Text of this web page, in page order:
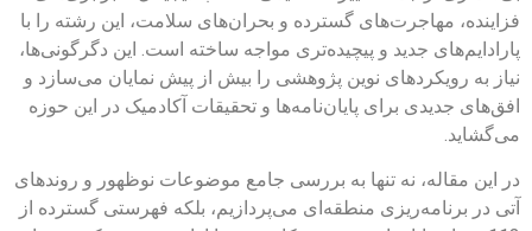
فزاینده، مهاجرت‌های گسترده و بحران‌های سلامت، این رشته را با
پارادایم‌های جدید و پیچیده‌تری مواجه ساخته است. این دگرگونی‌ها،
نیاز به رویکردهای نوین پژوهشی را بیش از پیش نمایان می‌سازد و
افق‌های جدیدی برای پایان‌نامه‌ها و تحقیقات آکادمیک در این حوزه
می‌گشاید.
در این مقاله، نه تنها به بررسی جامع موضوعات نوظهور و روندهای
آتی در برنامه‌ریزی منطقه‌ای می‌پردازیم، بلکه فهرستی گسترده از